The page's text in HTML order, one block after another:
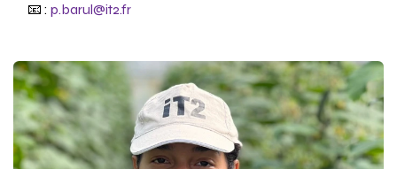
📧 : p.barul@it2.fr